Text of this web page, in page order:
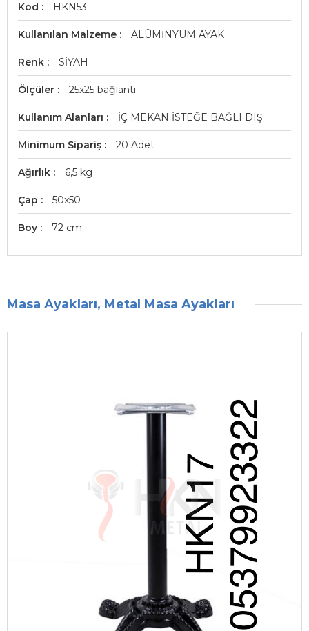
Kod HKN53
Kullanılan Malzeme ALÜMİNYUM AYAK
Renk SİYAH
Ölçüler 25x25 bağlantı
Kullanım Alanları İÇ MEKAN İSTEĞE BAĞLI DIŞ
Minimum Sipariş 20 Adet
Ağırlık 6,5 kg
Çap 50x50
Boy 72 cm
Masa Ayakları, Metal Masa Ayakları